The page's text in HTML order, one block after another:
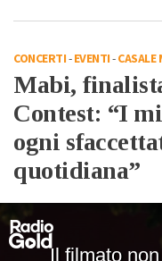
CONCERTI-EVENTI-CASALE
Mabi,
Contest: “I
ogni
quotidiana”